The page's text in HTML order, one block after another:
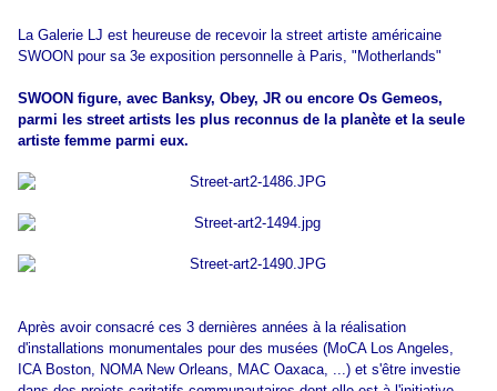
La Galerie LJ est heureuse de recevoir la street artiste américaine
SWOON pour sa 3e exposition personnelle à Paris, "Motherlands"
SWOON figure, avec Banksy, Obey, JR ou encore Os Gemeos,
parmi les street artists les plus reconnus de la planète et la seule
artiste femme parmi eux.
Après avoir consacré ces 3 dernières années à la réalisation
d'installations monumentales pour des musées (MoCA Los Angeles,
ICA Boston, NOMA New Orleans, MAC Oaxaca, ...) et s'être investie